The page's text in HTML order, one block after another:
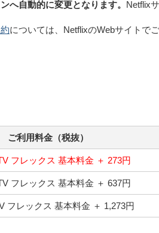
へ自動的に変更となります。 Netflix
については、NetflixのWebサイトで
ご利用料金（税抜）
フレックス 基本料金 ＋ 273円
フレックス 基本料金 ＋ 637円
フレックス 基本料金 ＋ 1,273円